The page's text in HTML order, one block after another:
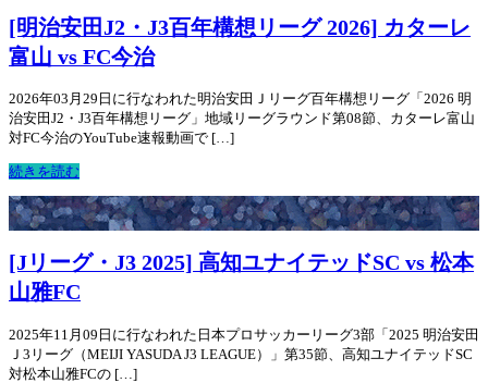
[明治安田J2・J3百年構想リーグ 2026] カターレ
富山 vs FC今治
2026年03月29日に行なわれた明治安田Ｊリーグ百年構想リーグ「2026 明
治安田J2・J3百年構想リーグ」地域リーグラウンド第08節、カターレ富山
対FC今治のYouTube速報動画で […]
続きを読む
[Jリーグ・J3 2025] 高知ユナイテッドSC vs 松本
山雅FC
2025年11月09日に行なわれた日本プロサッカーリーグ3部「2025 明治安田
Ｊ3リーグ（MEIJI YASUDA J3 LEAGUE）」第35節、高知ユナイテッドSC
対松本山雅FCの […]